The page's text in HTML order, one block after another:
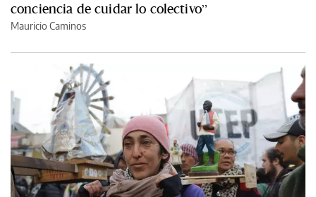
conciencia de cuidar lo colectivo”
Mauricio Caminos